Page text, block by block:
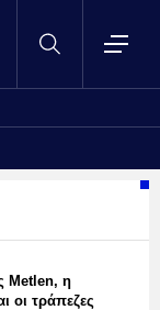
Metlen, η
οι τράπεζες